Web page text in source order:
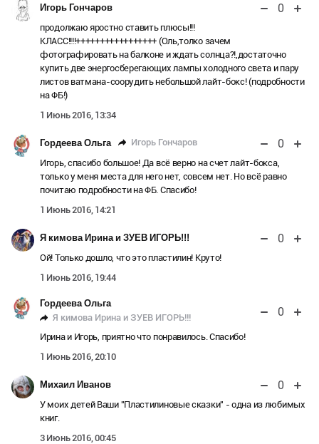
Игорь Гончаров 0
продолжаю яростно ставить плюсы!!!
КЛАСС!!!!+++++++++++++++++ (Оль,толко зачем
фотографировать на балконе и ждать солнца?!,достаточно
купить две энергосберегающих лампы холодного света и пару
листов ватмана-соорудить небольшой лайт-бокс! (подробности
на ФБ!)
1 Июнь 2016, 13:34
Гордеева Ольга Игорь Гончаров 0
Игорь, спасибо большое! Да всё верно на счет лайт-бокса,
только у меня места для него нет, совсем нет. Но всё равно
почитаю подробности на ФБ. Спасибо!
1 Июнь 2016, 14:21
Я кимова Ирина и ЗУЕВ ИГОРЬ!!! 0
Ой! Только дошло, что это пластилин! Круто!
1 Июнь 2016, 19:44
Гордеева Ольга
Я кимова Ирина и ЗУЕВ ИГОРЬ!!!
0
Ирина и Игорь, приятно что понравилось. Спасибо!
1 Июнь 2016, 20:10
Михаил Иванов 0
У моих детей Ваши "Пластилиновые сказки" - одна из любимых
книг.
3 Июнь 2016, 00:45